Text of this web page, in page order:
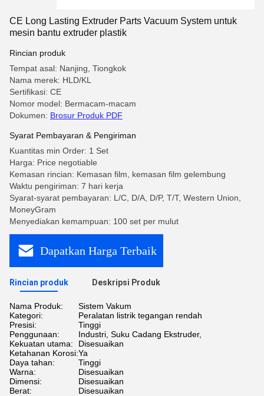
CE Long Lasting Extruder Parts Vacuum System untuk
mesin bantu extruder plastik
Rincian produk
Tempat asal: Nanjing, Tiongkok
Nama merek: HLD/KL
Sertifikasi: CE
Nomor model: Bermacam-macam
Dokumen: Brosur Produk PDF
Syarat Pembayaran & Pengiriman
Kuantitas min Order: 1 Set
Harga: Price negotiable
Kemasan rincian: Kemasan film, kemasan film gelembung
Waktu pengiriman: 7 hari kerja
Syarat-syarat pembayaran: L/C, D/A, D/P, T/T, Western Union,
MoneyGram
Menyediakan kemampuan: 100 set per mulut
Dapatkan Harga Terbaik
Rincian produk Deskripsi Produk
Nama Produk:
Sistem Vakum
Kategori:
Peralatan listrik tegangan rendah
Presisi:
Tinggi
Penggunaan:
Industri, Suku Cadang Ekstruder,
Kekuatan utama:
Disesuaikan
Ketahanan Korosi:Ya
Daya tahan:
Tinggi
Warna:
Disesuaikan
Dimensi:
Disesuaikan
Berat:
Disesuaikan